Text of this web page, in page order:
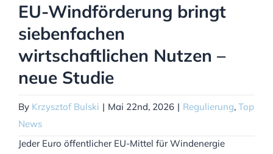
EU-Windförderung bringt
siebenfachen
wirtschaftlichen Nutzen –
neue Studie
By Krzysztof Bulski | Mai 22nd, 2026 | Regulierung, Top
News
Jeder Euro öffentlicher EU-Mittel für Windenergie